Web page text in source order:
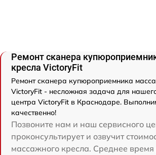
Ремонт сканера
кресла VictoryFit
Ремонт сканера купюроприемника
VictoryFit - несложная задача для
центра VictoryFit в Краснодаре.
качественно!
Позвоните нам и наш сервисного
проконсультирует и озвучит
массажного кресла. Среднее время